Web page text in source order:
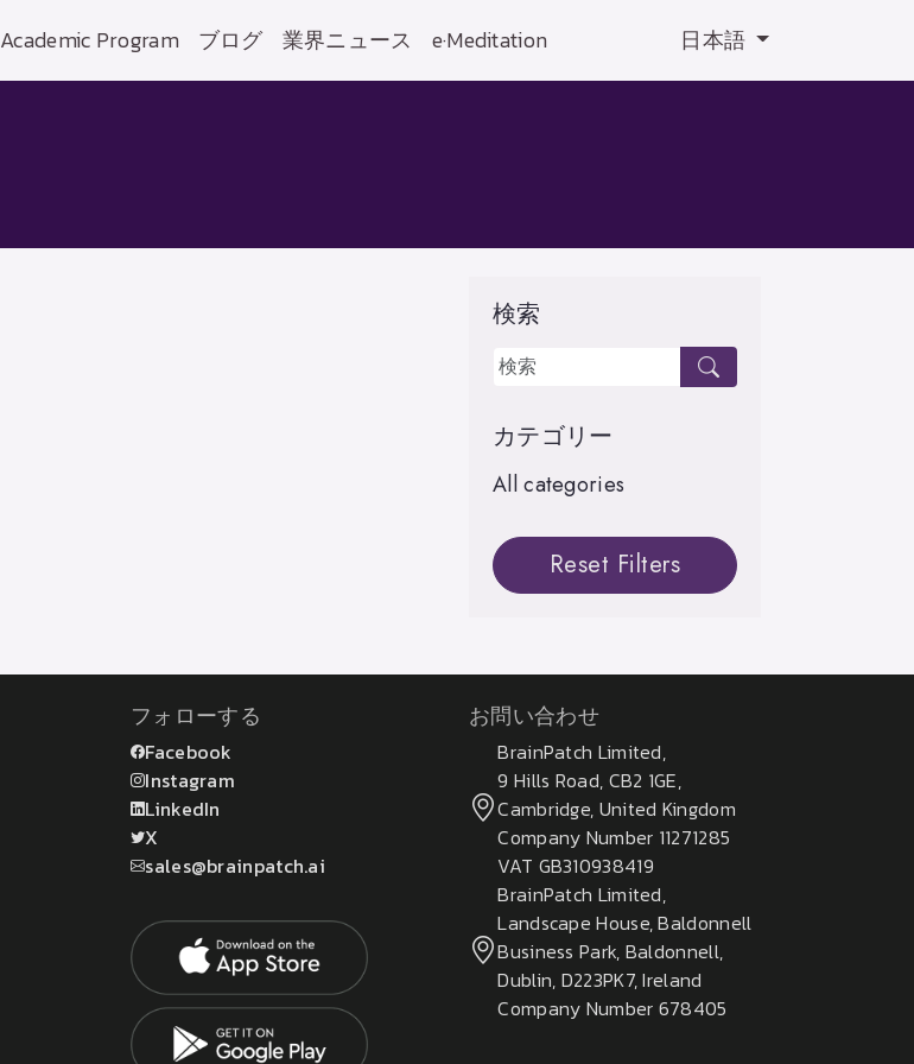
Academic Program ブログ 業界ニュース e·Meditation 日本語
検索
カテゴリー
All categories
Reset Filters
フォローする
Facebook
Instagram
LinkedIn
X
sales@brainpatch.ai
お問い合わせ
BrainPatch Limited,
9 Hills Road, CB2 1GE,
Cambridge, United Kingdom
Company Number 11271285
VAT GB310938419
BrainPatch Limited,
Landscape House, Baldonnell
Business Park, Baldonnell,
Dublin, D223PK7, Ireland
Company Number 678405